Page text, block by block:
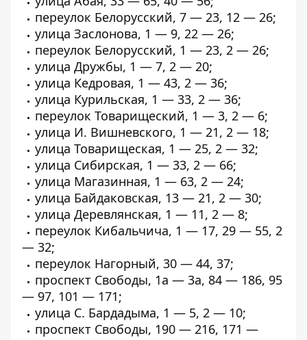
переулок Белорусский, 7 — 23, 12 — 26;
улица Заслонова, 1 — 9, 22 — 26;
переулок Белорусский, 1 — 23, 2 — 26;
улица Дружбы, 1 — 7, 2 — 20;
улица Кедровая, 1 — 43, 2 — 36;
улица Курильская, 1 — 33, 2 — 36;
переулок Товарищеский, 1 — 3, 2 — 6;
улица И. Вишневского, 1 — 21, 2 — 18;
улица Товарищеская, 1 — 25, 2 — 32;
улица Сибирская, 1 — 33, 2 — 66;
улица Магазинная, 1 — 63, 2 — 24;
улица Байдаковская, 13 — 21, 2 — 30;
улица Деревлянская, 1 — 11, 2 — 8;
переулок Кибальчича, 1 — 17, 29 — 55, 2
— 32;
переулок Нагорный, 30 — 44, 37;
проспект Свободы, 1a — 3а, 84 — 186, 95
— 97, 101 — 171;
улица С. Бардадыма, 1 — 5, 2 — 10;
проспект Свободы, 190 — 216, 171 —